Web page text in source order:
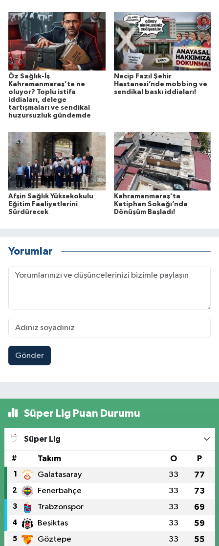
Öz Sağlık-İş
Kahramanmaraş’ta ne
oluyor? Toplu istifa
iddiaları, delege
tartışmaları ve sendikal
huzursuzluk gündemde
Necip Fazıl Şehir
Hastanesi’nde mobbing ve
sendikal baskı iddiaları!
Afşin Sağlık Yüksekokulu
Eğitim Faaliyetlerini
Sürdürecek
Kahramanmaraş’ta
Katiphan Sokağı’nda
Dönüşüm Başladı!
Yorumlar
Gönder
Süper Lig Puan Durumu
Süper Lig
# Takım O P
1 Galatasaray 33 77
2 Fenerbahçe 33 73
3 Trabzonspor 33 69
4 Beşiktaş 33 59
5 Göztepe 33 55